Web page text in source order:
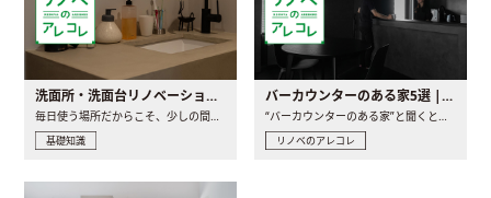
洗面所・洗面台リノベーションの事例と間取りアイデア
基礎知識
バーカウンターのある家5選 | 日常に馴染む“距離の近い”キッチンとは
リノベのアレコレ